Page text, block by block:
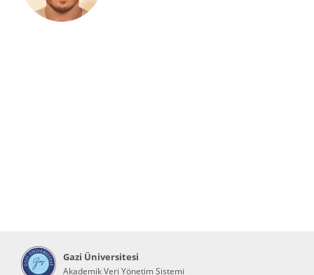
Gazi Üniversitesi
Akademik Veri Yönetim Sistemi